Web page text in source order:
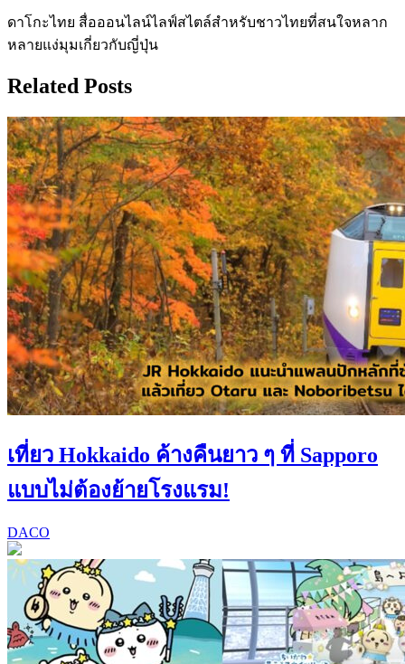
ดาโกะไทย สื่อออนไลน์ไลฟ์สไตล์สำหรับชาวไทยที่สนใจหลาก
หลายแง่มุมเกี่ยวกับญี่ปุ่น
Related Posts
เที่ยว Hokkaido ค้างคืนยาว ๆ ที่ Sapporo
แบบไม่ต้องย้ายโรงแรม!
DACO